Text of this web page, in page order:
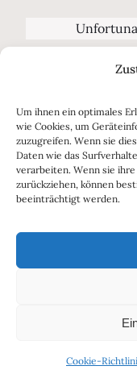
Um ihnen ein optimales
wie Cookies, um
zuzugreifen. Wenn sie
Daten wie das
verarbeiten. Wenn sie
zurückziehen, können
beeinträchtigt werden.
Cookie-